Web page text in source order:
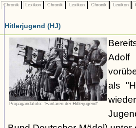
Chronik Lexikon Chronik Lexikon Chronik Lexikon
Hitlerjugend (HJ)
Propagandafoto: "Fanfaren der Hitlerjugend"
Adolf
als